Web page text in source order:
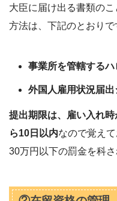
大臣に届け出る書類の
方法は、下記のとおりで
事業所を管轄するハ
外国人雇用状況届出
提出期限は、雇い入れ
ら10日以内なので覚え
30万円以下の罰金を科